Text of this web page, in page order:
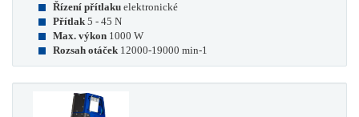
Řízení přítlaku elektronické
Přítlak 5 - 45 N
Max. výkon 1000 W
Rozsah otáček 12000-19000 min-1